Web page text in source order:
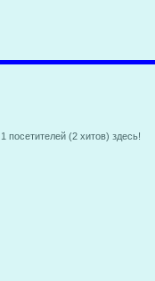
посетителей (2 хитов) здесь!